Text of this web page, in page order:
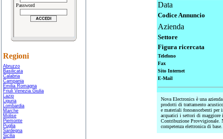
Password
Regioni
Abruzzo
Basilicata
Calabria
Campania
Emilia Romagna
Friuli Venezia Giulia
Lazio
Liguria
Lombardia
Marche
Molise
Piemonte
Puglia
Sardegna
Sicilia
Data
Codice Annuncio
Azienda
Settore
Figura ricercata
Telefono
Fax
Sito Internet
E-Mail
Nova Electronics è una
prodotti di trattamento
e materiali fonoassorbenti
acquatici i settori di maggiore
Contribuzione Provvigionale.
competenza elettronica di